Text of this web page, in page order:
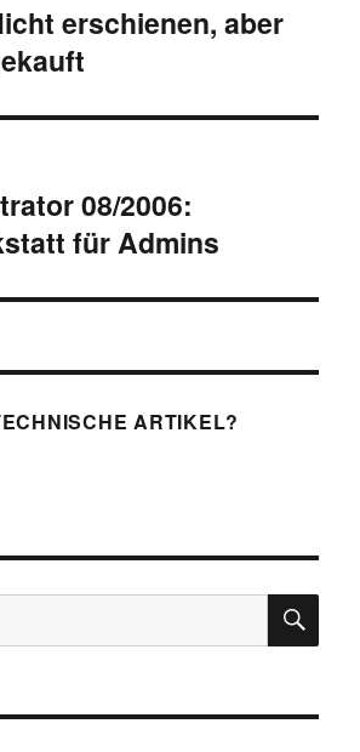
erschienen, aber
08/2006:
für Admins
ARTIKEL?